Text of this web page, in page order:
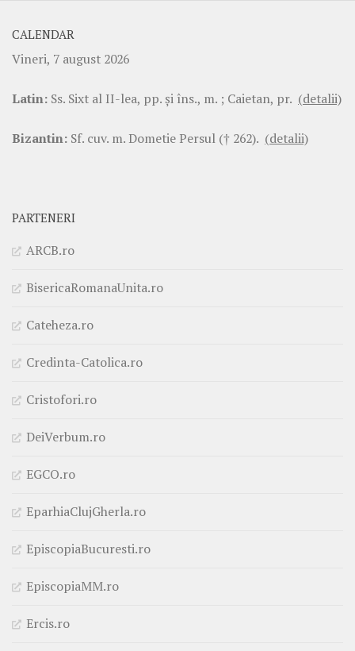
CALENDAR
Vineri, 7 august 2026
Latin: Ss. Sixt al II-lea, pp. şi îns., m. ; Caietan, pr. (detalii)
Bizantin: Sf. cuv. m. Dometie Persul († 262). (detalii)
PARTENERI
ARCB.ro
BisericaRomanaUnita.ro
Cateheza.ro
Credinta-Catolica.ro
Cristofori.ro
DeiVerbum.ro
EGCO.ro
EparhiaClujGherla.ro
EpiscopiaBucuresti.ro
EpiscopiaMM.ro
Ercis.ro